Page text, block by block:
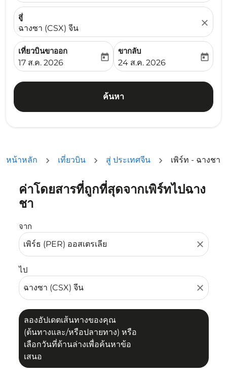
สู่
ฉางซา (CSX) จีน
close
เที่ยวบินขาออก
fc-booking-departure-date-aria-label
17 ส.ค. 2026
today
ขากลับ
fc-booking-return-date-
24 ส.ค. 2026
today
ค้นหา
หน้าหลัก เที่ยวบิน สู่ ประเทศจีน เพิร์ท - ฉางชา
ค่าโดยสารที่ถูกที่สุดจากเพิร์ทไปฉาง
ชา
จาก
close
ไป
close
ลองอัปเดตเส้นทางของคุณ
(ต้นทางและ/หรือปลายทาง) หรือ
เลือกวันที่ด้านล่างเพื่อค้นหาข้อ
เสนอ
ลองอัปเดตเส้นทางของคุณ (ต้นทางและ/หรือปลายทาง) หรื